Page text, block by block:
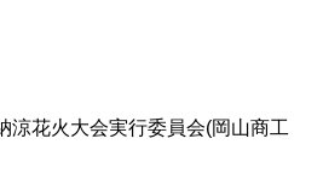
涼花火大会実行委員会(岡山商工